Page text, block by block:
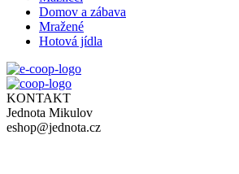
Domov a zábava
Mražené
Hotová jídla
KONTAKT
Jednota Mikulov
eshop@jednota.cz